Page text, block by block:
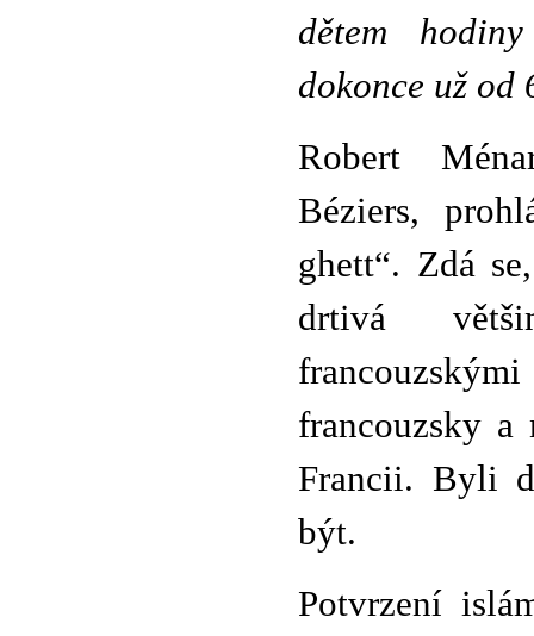
dětem
dokonce už od
Robert
Béziers,
ghett“. Zdá
drtivá
francouzsky
Francii. Byli
být.
Potvrzení